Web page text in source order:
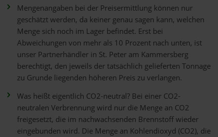
Mengenangaben bei der Preisermittlung können nur
geschätzt werden, da keiner genau sagen kann, welchen
Menge sich noch im Lager befindet. Erst bei
Abweichungen von mehr als 10 Prozent nach unten, ist
unser Partnerhändler in St. Peter am Kammersberg
berechtigt, den jeweils der tatsächlich gelieferten Tonnage
zu Grunde liegenden höheren Preis zu verlangen.
Was heißt eigentlich CO2-neutral? Bei einer CO2-
neutralen Verbrennung wird nur die Menge an CO2
freigesetzt, die im nachwachsenden Brennstoff wieder
eingebunden wird. Die Menge an Kohlendioxyd (CO2), die